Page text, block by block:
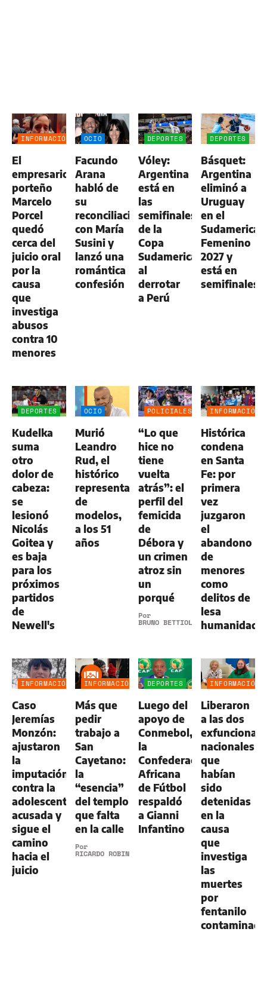
INFORMACIÓN
El
empresario
porteño
Marcelo
Porcel
quedó
cerca del
juicio oral
por la
causa
que
investiga
abusos
contra 10
menores
OCIO
Facundo
Arana
habló de
su
reconciliación
con María
Susini y
lanzó una
romántica
confesión
DEPORTES
Vóley:
Argentina
está en
las
semifinales
de la
Copa
Sudamericana
al
derrotar
a Perú
DEPORTES
Básquet:
Argentina
eliminó a
Uruguay
en el
Femenino
2027 y
está en
semifinales
DEPORTES
Kudelka
suma
otro
dolor de
cabeza:
se
lesionó
Nicolás
Goitea y
es baja
para los
próximos
partidos
de
Newell's
OCIO
Murió
Leandro
Rud, el
histórico
representante
de
modelos,
a los 51
años
POLICIALES
“Lo que
hice no
tiene
vuelta
atrás”: el
perfil del
femicida
de
Débora y
un crimen
atroz sin
un
porqué
Por
BRUNO BETTIOL
INFORMACIÓN
Histórica
condena
en Santa
Fe: por
primera
vez
juzgaron
el
abandono
de
menores
como
delitos de
lesa
humanidad
INFORMACIÓN
Caso
Jeremías
Monzón:
ajustaron
la
imputación
contra la
adolescente
acusada y
sigue el
camino
hacia el
juicio
INFORMACIÓN
Más que
pedir
trabajo a
San
Cayetano:
la
“esencia”
del templo
que falta
en la calle
Por
RICARDO ROBINS
DEPORTES
Luego del
apoyo de
Conmebol,
la
Confederación
Africana
de Fútbol
respaldó
a Gianni
Infantino
INFORMACIÓN
Liberaron
a las dos
nacionales
que
habían
sido
detenidas
en la
causa
que
investiga
las
muertes
por
fentanilo
contaminado